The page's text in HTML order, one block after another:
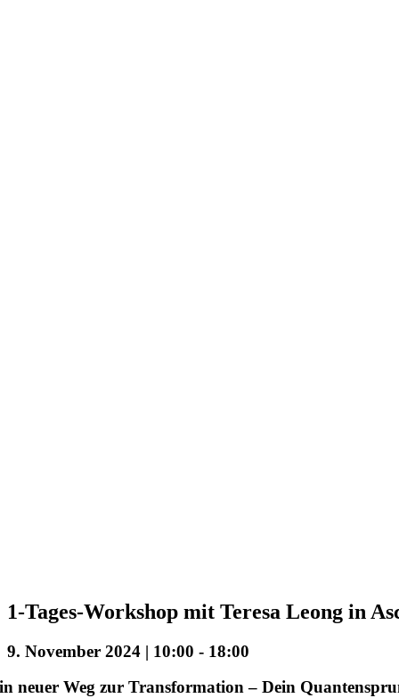
1-Tages-Workshop mit Teresa Leong in
9. November 2024 | 10:00 - 18:00
neuer Weg zur Transformation – Dein